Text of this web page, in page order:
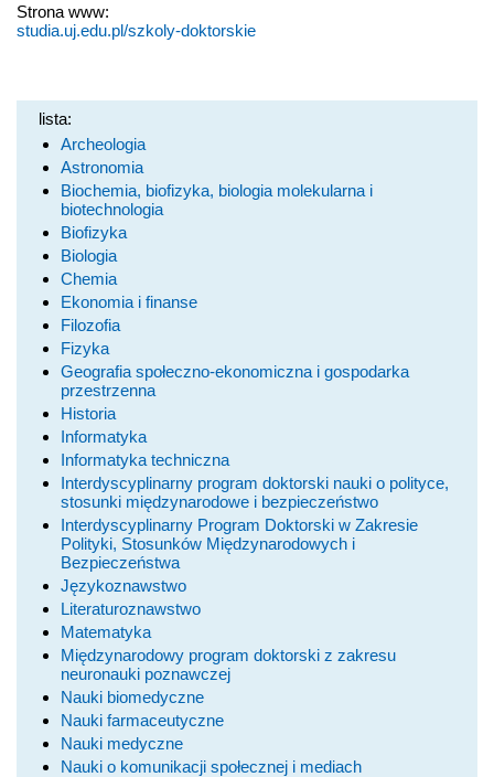
Strona www:
studia.uj.edu.pl/szkoly-doktorskie
lista:
Archeologia
Astronomia
Biochemia, biofizyka, biologia molekularna i
biotechnologia
Biofizyka
Biologia
Chemia
Ekonomia i finanse
Filozofia
Fizyka
Geografia społeczno-ekonomiczna i gospodarka
przestrzenna
Historia
Informatyka
Informatyka techniczna
Interdyscyplinarny program doktorski nauki o polityce,
stosunki międzynarodowe i bezpieczeństwo
Interdyscyplinarny Program Doktorski w Zakresie
Polityki, Stosunków Międzynarodowych i
Bezpieczeństwa
Językoznawstwo
Literaturoznawstwo
Matematyka
Międzynarodowy program doktorski z zakresu
neuronauki poznawczej
Nauki biomedyczne
Nauki farmaceutyczne
Nauki medyczne
Nauki o komunikacji społecznej i mediach